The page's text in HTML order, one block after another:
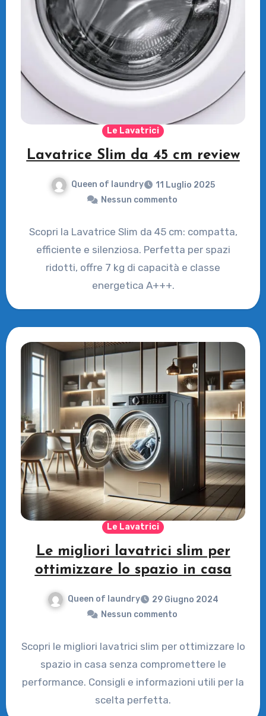
Le Lavatrici
Lavatrice Slim da 45 cm review
Queen of laundry
11 Luglio 2025
Nessun commento
Scopri la Lavatrice Slim da 45 cm: compatta,
efficiente e silenziosa. Perfetta per spazi
ridotti, offre 7 kg di capacità e classe
energetica A+++.
Le Lavatrici
Le migliori lavatrici slim per
ottimizzare lo spazio in casa
Queen of laundry
29 Giugno 2024
Nessun commento
Scopri le migliori lavatrici slim per ottimizzare lo
spazio in casa senza compromettere le
performance. Consigli e informazioni utili per la
scelta perfetta.